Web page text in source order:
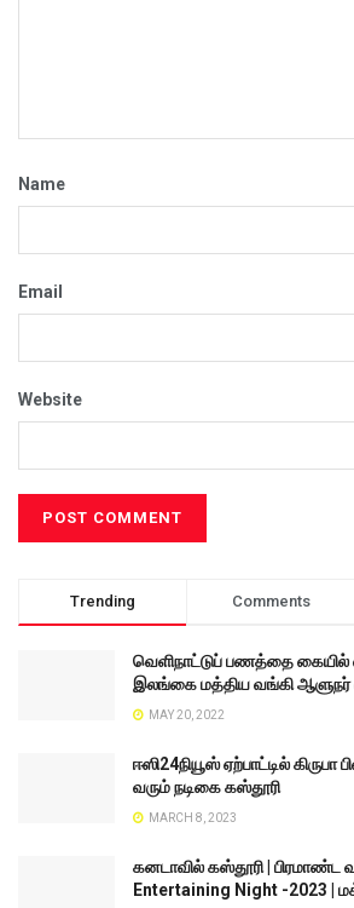
Name
Email
Website
Trending Comments
வெளிநாட்டுப் பணத்தை கையில்
இலங்கை மத்திய வங்கி ஆளுநர்
MAY 20, 2022
ஈஸி24நியூஸ் ஏற்பாட்டில்
வரும் நடிகை கஸ்தூரி
MARCH 8, 2023
கனடாவில் கஸ்தூரி | பிரமாண்ட
Entertaining Night -2023 |